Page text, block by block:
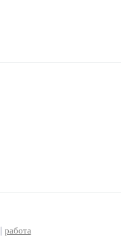
работа